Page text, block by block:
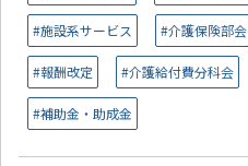
#施設系サービス #介護保険部会
#報酬改定 #介護給付費分科会
#補助金・助成金